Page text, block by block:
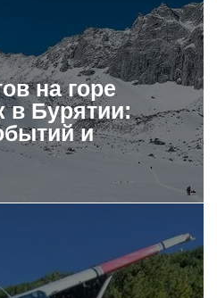
на горе
в Бурятии:
и